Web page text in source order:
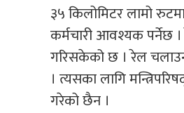
३५ किलोमिटर लामो
कर्मचारी आवश्यक पर्नेछ
गरिसकेको छ । रेल
। त्यसका लागि
गरेको छैन ।